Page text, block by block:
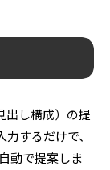
出し構成）の提
するだけで、
動で提案しま